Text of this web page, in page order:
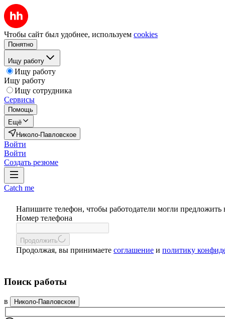
Чтобы сайт был удобнее, используем cookies
Понятно
Ищу работу
Ищу работу
Ищу работу
Ищу сотрудника
Сервисы
Помощь
Ещё
Николо-Павловское
Войти
Войти
Создать резюме
Catch me
Напишите телефон, чтобы работодатели могли предложить
Номер телефона
Продолжить
Продолжая, вы принимаете соглашение и политику
Поиск работы
в Николо-Павловском